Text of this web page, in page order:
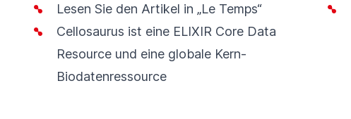
Lesen Sie den Artikel in „Le Temps“
Cellosaurus ist eine ELIXIR Core Data
Resource und eine globale Kern-
Biodatenressource